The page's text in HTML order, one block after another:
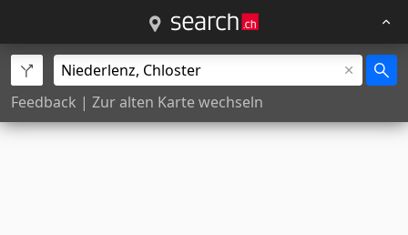
Feedback | Zur alten Karte wechseln